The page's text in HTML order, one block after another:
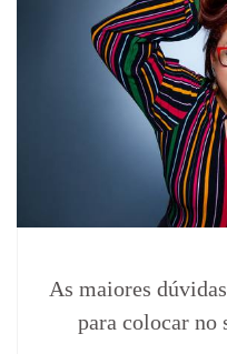
As maiores
para colocar